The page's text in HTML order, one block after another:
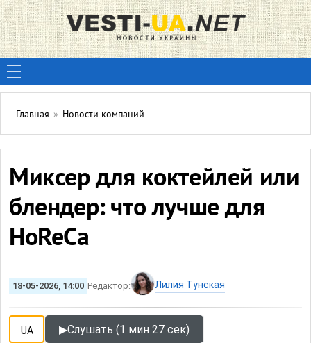
Главная » Новости компаний
Миксер для коктейлей или
блендер: что лучше для
HoReCa
18-05-2026, 14:00 Редактор: Лилия Тунская
UA ▶Слушать (1 мин 27 сек)